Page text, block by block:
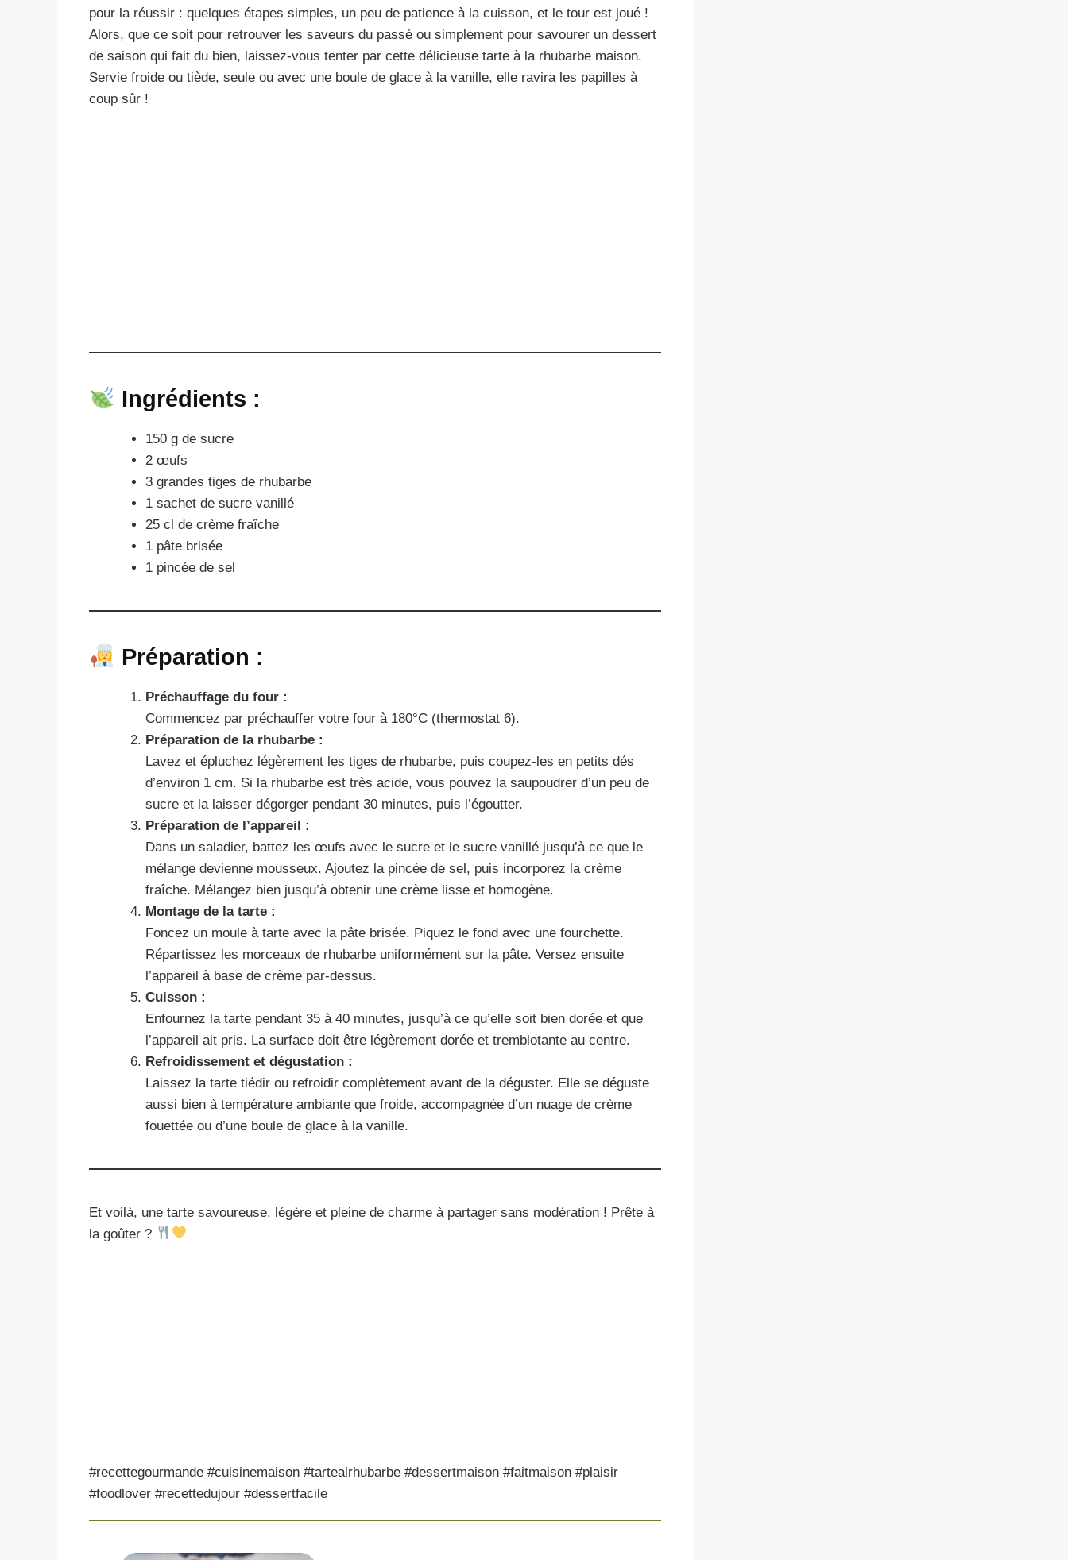
pour la réussir : quelques étapes simples, un peu de patience à la cuisson, et le tour est joué !
Alors, que ce soit pour retrouver les saveurs du passé ou simplement pour savourer un dessert
de saison qui fait du bien, laissez-vous tenter par cette délicieuse tarte à la rhubarbe maison.
Servie froide ou tiède, seule ou avec une boule de glace à la vanille, elle ravira les papilles à
coup sûr !
Ingrédients :
150 g de sucre
2 œufs
3 grandes tiges de rhubarbe
1 sachet de sucre vanillé
25 cl de crème fraîche
1 pâte brisée
1 pincée de sel
Préparation :
Préchauffage du four :
Commencez par préchauffer votre four à 180°C (thermostat 6).
Préparation de la rhubarbe :
Lavez et épluchez légèrement les tiges de rhubarbe, puis coupez-les en petits dés
d’environ 1 cm. Si la rhubarbe est très acide, vous pouvez la saupoudrer d’un peu de
sucre et la laisser dégorger pendant 30 minutes, puis l’égoutter.
Préparation de l’appareil :
Dans un saladier, battez les œufs avec le sucre et le sucre vanillé jusqu’à ce que le
mélange devienne mousseux. Ajoutez la pincée de sel, puis incorporez la crème
fraîche. Mélangez bien jusqu’à obtenir une crème lisse et homogène.
Montage de la tarte :
Foncez un moule à tarte avec la pâte brisée. Piquez le fond avec une fourchette.
Répartissez les morceaux de rhubarbe uniformément sur la pâte. Versez ensuite
l’appareil à base de crème par-dessus.
Cuisson :
Enfournez la tarte pendant 35 à 40 minutes, jusqu’à ce qu’elle soit bien dorée et que
l’appareil ait pris. La surface doit être légèrement dorée et tremblotante au centre.
Refroidissement et dégustation :
Laissez la tarte tiédir ou refroidir complètement avant de la déguster. Elle se déguste
aussi bien à température ambiante que froide, accompagnée d’un nuage de crème
fouettée ou d’une boule de glace à la vanille.
Et voilà, une tarte savoureuse, légère et pleine de charme à partager sans modération ! Prête à
la goûter ?
#recettegourmande #cuisinemaison #tartealrhubarbe #dessertmaison #faitmaison #plaisir
#foodlover #recettedujour #dessertfacile